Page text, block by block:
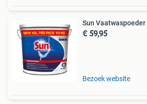
€ 59,95
Bezoek website